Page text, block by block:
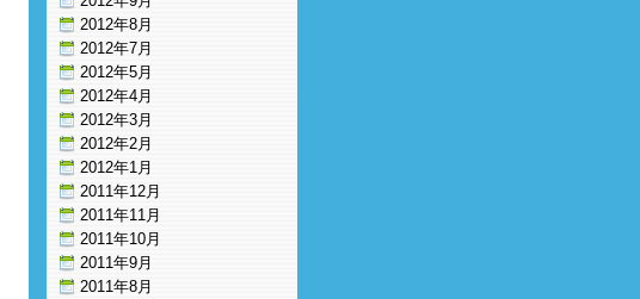
2012年8月
2012年7月
2012年5月
2012年4月
2012年3月
2012年2月
2012年1月
2011年12月
2011年11月
2011年10月
2011年9月
2011年8月